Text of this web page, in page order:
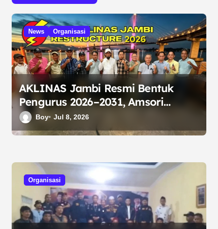
a
s
i
p
o
s
News Organisasi
AKLINAS Jambi Resmi Bentuk
Pengurus 2026–2031, Amsori
Terpilih sebagai Ketua
Boy Jul 8, 2026
Organisasi